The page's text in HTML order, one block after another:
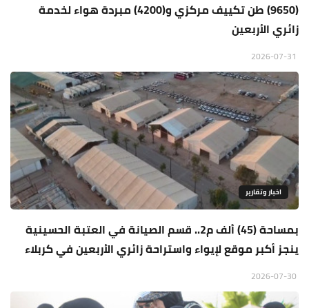
(9650) طن تكييف مركزي و(4200) مبردة هواء لخدمة
زائري الأربعين
اخبار وتقارير
بمساحة (45) ألف م2.. قسم الصيانة في العتبة الحسينية
ينجز أكبر موقع لإيواء واستراحة زائري الأربعين في كربلاء